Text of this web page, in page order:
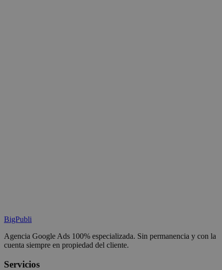
BigPubli
Agencia Google Ads 100% especializada. Sin permanencia y con la
cuenta siempre en propiedad del cliente.
Servicios